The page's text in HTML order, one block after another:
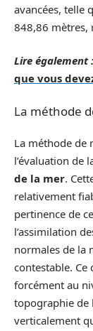
avancées, telle
848,86 mètres,
Lire également :
que vous
La méthode
La méthode de
l’évaluation de
de la mer.
relativement
pertinence de
l’assimilation
normales de la
contestable. Ce
forcément au
topographie de
verticalement